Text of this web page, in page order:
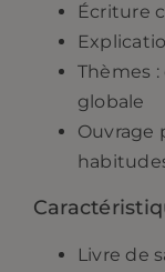
Écriture
Thèmes
globale
Ouvrage
Livre de